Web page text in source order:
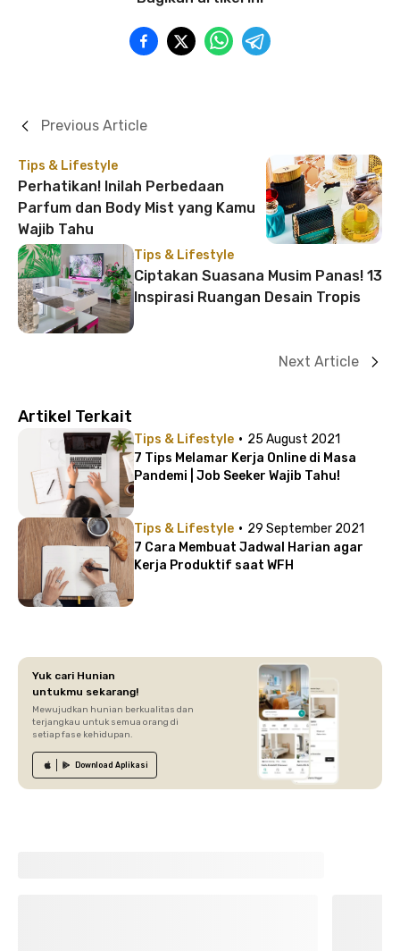
Tips & Lifestyle
Perhatikan! Inilah Perbedaan
Parfum dan Body Mist yang Kamu
Wajib Tahu
Previous Article
Tips & Lifestyle
Ciptakan Suasana Musim Panas! 13
Inspirasi Ruangan Desain Tropis
Next Article
Artikel Terkait
Tips & Lifestyle · 25 August 2021
7 Tips Melamar Kerja Online di Masa
Pandemi | Job Seeker Wajib Tahu!
Tips & Lifestyle · 29 September 2021
7 Cara Membuat Jadwal Harian agar
Kerja Produktif saat WFH
Yuk cari Hunian
untukmu sekarang!
Mewujudkan hunian berkualitas dan
terjangkau untuk semua orang di
setiap fase kehidupan.
Download Aplikasi